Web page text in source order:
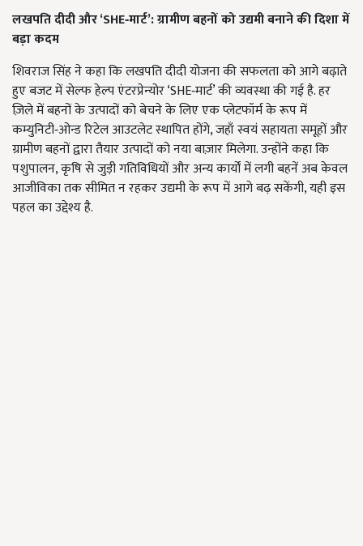
लखपति दीदी और ‘SHE‑मार्ट’: ग्रामीण बहनों को उद्यमी बनाने की दिशा में
बड़ा कदम
शिवराज सिंह ने कहा कि लखपति दीदी योजना की सफलता को आगे बढ़ाते
हुए बजट में सेल्फ हेल्प एंटरप्रेन्योर ‘SHE‑मार्ट’ की व्यवस्था की गई है. हर
ज़िले में बहनों के उत्पादों को बेचने के लिए एक प्लेटफॉर्म के रूप में
कम्युनिटी‑ओन्ड रिटेल आउटलेट स्थापित होंगे, जहाँ स्वयं सहायता समूहों और
ग्रामीण बहनों द्वारा तैयार उत्पादों को नया बाज़ार मिलेगा. उन्होंने कहा कि
पशुपालन, कृषि से जुड़ी गतिविधियों और अन्य कार्यों में लगी बहनें अब केवल
आजीविका तक सीमित न रहकर उद्यमी के रूप में आगे बढ़ सकेंगी, यही इस
पहल का उद्देश्य है.